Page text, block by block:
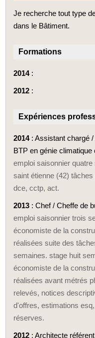
Je recherche tout type
dans le Bâtiment.
Formations
2014:
2012 :
Expériences
2014: Assistant chargé /
BTP en génie climatique
emploi saisonnier
saint étienne (42)
dce, cctp, act.
2013 : Chef / Cheffe de
emploi saisonnier trois
économiste de la
réalisées suite des
semaines. stage huit
économiste de la
réalisées avant métrés
relevés, notices
d'offres, estimations
réserves.
2012 : Architecte